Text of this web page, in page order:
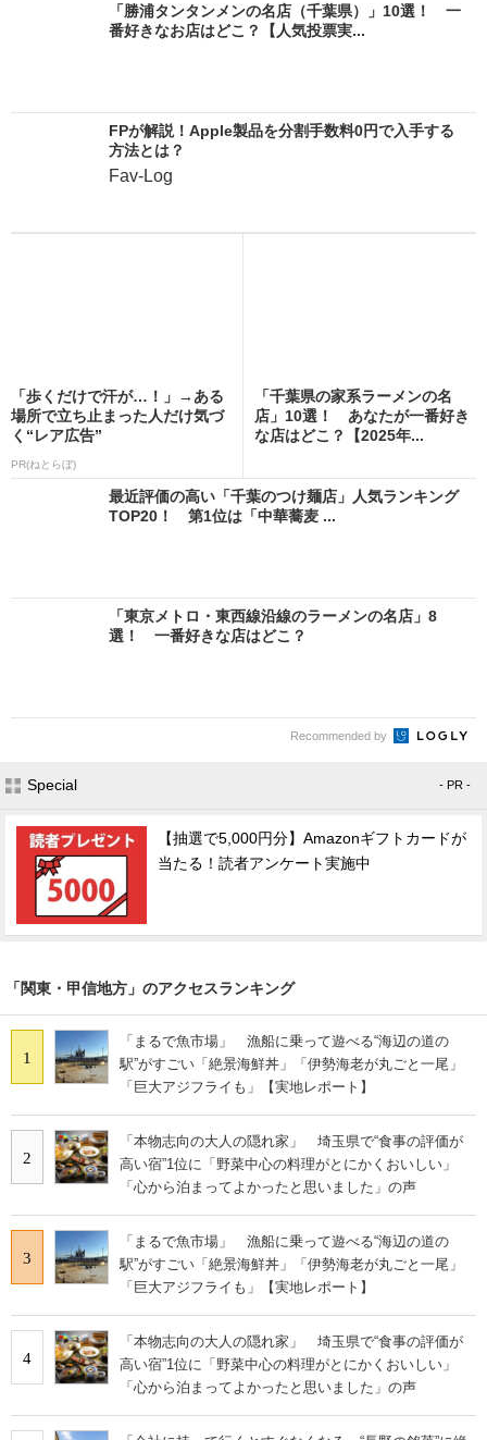
「勝浦タンタンメンの名店（千葉県）」10選！ 一
番好きなお店はどこ？【人気投票実...
FPが解説！Apple製品を分割手数料0円で入手する
方法とは？
Fav-Log
「歩くだけで汗が…！」→ある
場所で立ち止まった人だけ気づ
く“レア広告”
PR(ねとらぼ)
「千葉県の家系ラーメンの名
店」10選！ あなたが一番好き
な店はどこ？【2025年...
最近評価の高い「千葉のつけ麺店」人気ランキング
TOP20！ 第1位は「中華蕎麦 ...
「東京メトロ・東西線沿線のラーメンの名店」8
選！ 一番好きな店はどこ？
Recommended by
Special - PR -
【抽選で5,000円分】Amazonギフトカードが
当たる！読者アンケート実施中
「関東・甲信地方」のアクセスランキング
1
「まるで魚市場」 漁船に乗って遊べる“海辺の道の
駅”がすごい「絶景海鮮丼」「伊勢海老が丸ごと一尾」
「巨大アジフライも」【実地レポート】
2
「本物志向の大人の隠れ家」 埼玉県で“食事の評価が
高い宿”1位に「野菜中心の料理がとにかくおいしい」
「心から泊まってよかったと思いました」の声
3
「まるで魚市場」 漁船に乗って遊べる“海辺の道の
駅”がすごい「絶景海鮮丼」「伊勢海老が丸ごと一尾」
「巨大アジフライも」【実地レポート】
4
「本物志向の大人の隠れ家」 埼玉県で“食事の評価が
高い宿”1位に「野菜中心の料理がとにかくおいしい」
「心から泊まってよかったと思いました」の声